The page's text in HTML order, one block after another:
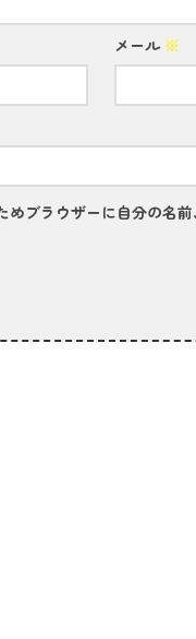
メール ※
めブラウザーに自分の名